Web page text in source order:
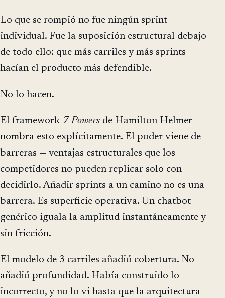
Lo que se rompió no fue ningún sprint
individual. Fue la suposición estructural debajo
de todo ello: que más carriles y más sprints
hacían el producto más defendible.
No lo hacen.
El framework 7 Powers de Hamilton Helmer
nombra esto explícitamente. El poder viene de
barreras — ventajas estructurales que los
competidores no pueden replicar solo con
decidirlo. Añadir sprints a un camino no es una
barrera. Es superficie operativa. Un chatbot
genérico iguala la amplitud instantáneamente y
sin fricción.
El modelo de 3 carriles añadió cobertura. No
añadió profundidad. Había construido lo
incorrecto, y no lo vi hasta que la arquitectura